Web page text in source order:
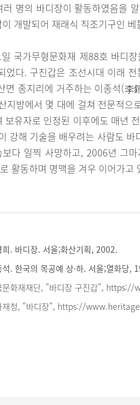
명의 바디장이 활동하였음을
개발되어 재래식 직조기구인
국가무형문화재 제88호 바디
다. 구진갑은 조선시대 이래 전
면 종지리에 거주하는 이종석(
지방에서 몇 대에 걸쳐 전문적으
유자로 인정된 이후에도 매년
강해 기술을 배우려는 사람도
다 일찍 사망하고, 2006년 그
활동하며 명맥을 겨우 이어가고
희. 바디장. 서울;화산기획, 2002.
석. 한국의 목공예 상·하. 서울;열화당,
문화재재단, "바디장 구진갑",
재청, "바디장", https://